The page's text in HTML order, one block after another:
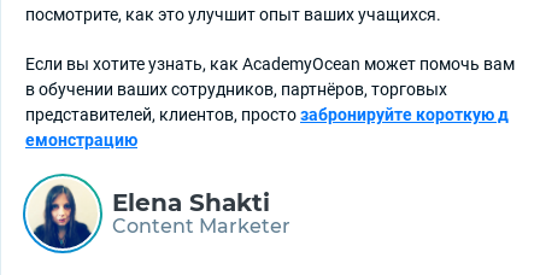
посмотрите, как это улучшит опыт ваших учащихся.
Если вы хотите узнать, как AcademyOcean может помочь вам
в обучении ваших сотрудников, партнёров, торговых
представителей, клиентов, простозабронируйте короткую д
емонстрацию
Elena Shakti
Content Marketer